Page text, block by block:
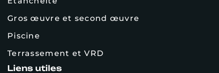
Gros œuvre et second œuvre
Piscine
Terrassement et VRD
Liens utiles